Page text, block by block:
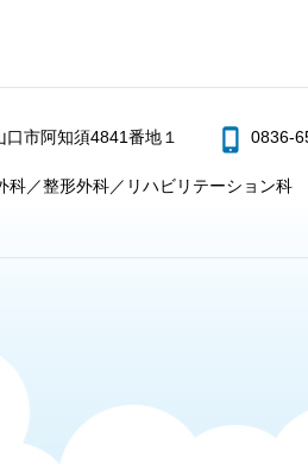
市阿知須4841番地１ 0836-
科／整形外科／リハビリテーション科